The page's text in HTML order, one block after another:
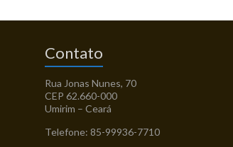
Contato
Rua Jonas Nunes, 70
CEP 62.660-000
Umirim – Ceará
Telefone: 85-99936-7710